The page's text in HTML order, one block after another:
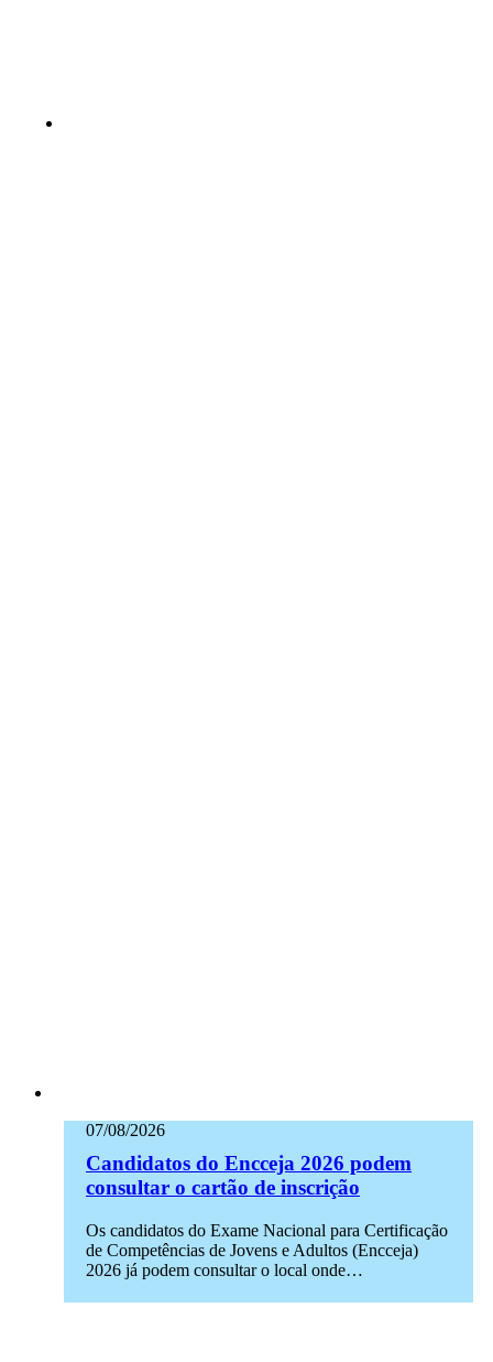
07/08/2026
Candidatos do Encceja 2026 podem
consultar o cartão de inscrição
Os candidatos do Exame Nacional para Certificação
de Competências de Jovens e Adultos (Encceja)
2026 já podem consultar o local onde…